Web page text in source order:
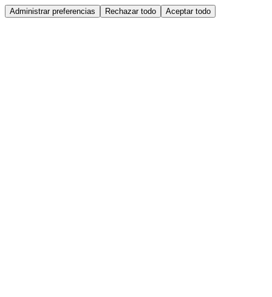
Administrar preferencias Rechazar todo Aceptar todo